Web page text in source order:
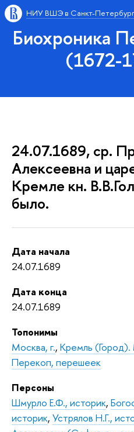
НИУ ВШЭ в Санкт-
Биохроника
(1672-
24.07.1689, ср.
Алексеевна и
Кремле кн.
было.
Дата начала
24.07.1689
Дата конца
24.07.1689
Топонимы
Москва, г., Кремль
Перекоп, перешеек
Персоны
Шмурло Е.Ф., историк,
историк, Устрялов Н.Г.,